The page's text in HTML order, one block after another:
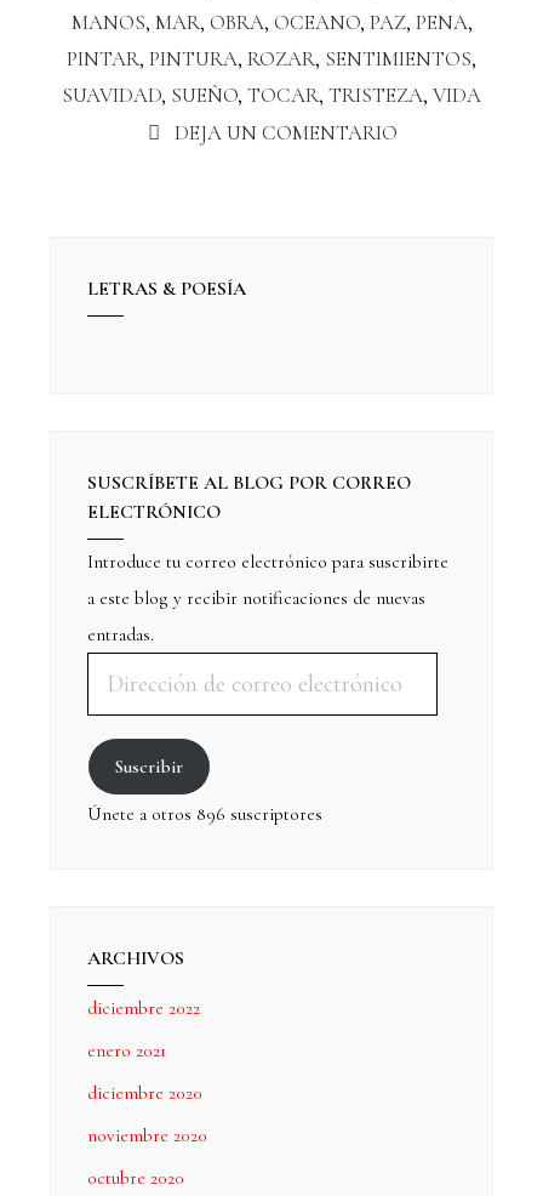
MANOS, MAR, OBRA, OCEANO, PAZ, PENA,
PINTAR, PINTURA, ROZAR, SENTIMIENTOS,
SUAVIDAD, SUEÑO, TOCAR, TRISTEZA, VIDA
DEJA UN COMENTARIO
LETRAS & POESÍA
SUSCRÍBETE AL BLOG POR CORREO
ELECTRÓNICO
Introduce tu correo electrónico para suscribirte
a este blog y recibir notificaciones de nuevas
entradas.
Suscribir
Únete a otros 896 suscriptores
ARCHIVOS
diciembre 2022
enero 2021
diciembre 2020
noviembre 2020
octubre 2020